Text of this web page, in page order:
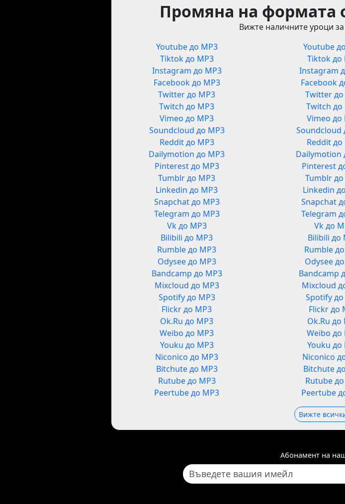
Промяна на формата
Вижте наличните уроци
Youtube до MP3
Tiktok до MP3
Instagram до MP3
Facebook до MP3
Twitter до MP3
Twitch до MP3
Vimeo до MP3
Soundcloud до MP3
Reddit до MP3
Dailymotion до MP3
Pinterest до MP3
Tumblr до MP3
Linkedin до MP3
Snapchat до MP3
Telegram до MP3
Vk до MP3
Bilibili до MP3
Rumble до MP3
Odysee до MP3
Bandcamp до MP3
Mixcloud до MP3
Spotify до MP3
Flickr до MP3
Ok.Ru до MP3
Weibo до MP3
Youku до MP3
Niconico до MP3
Bitchute до MP3
Rutube до MP3
Peertube до MP3
Youtube
Tiktok до
Instagram
Facebook
Twitter до
Twitch до
Vimeo до
Soundcloud
Reddit до
Dailymotion
Pinterest
Tumblr
Linkedin
Snapchat
Telegram
Vk до
Bilibili до
Rumble
Odysee
Bandcamp
Mixcloud
Spotify
Flickr до
Ok.Ru до
Weibo до
Youku до
Niconico
Bitchute
Rutube
Peertube
Вижте
Абонамент на